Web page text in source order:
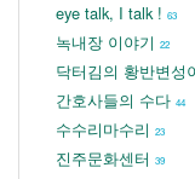
eye talk, I talk ! 63
녹내장 이야기 22
닥터김의 황반변성
간호사들의 수다 44
수수리마수리 23
진주문화센터 39